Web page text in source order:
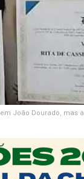
João Dourado, mas